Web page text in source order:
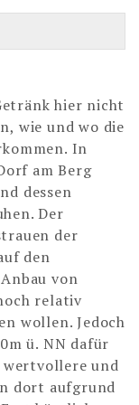
hier nicht
wie und wo die
In
am Berg
dessen
Der
der
den
von
relativ
wollen. Jedoch
ü. NN dafür
wertvollere und
dort aufgrund